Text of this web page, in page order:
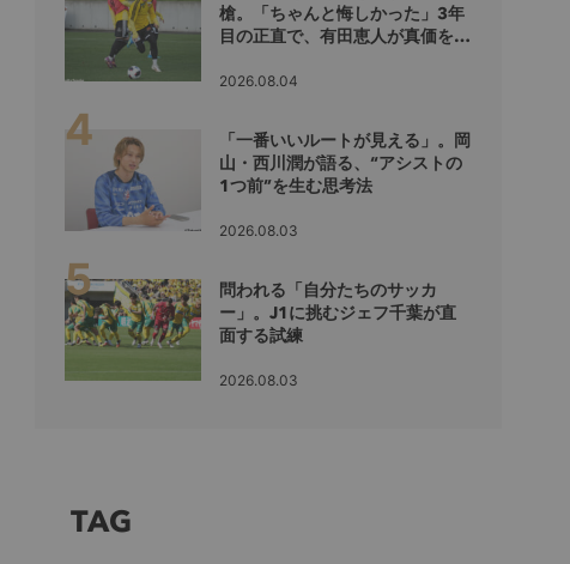
槍。「ちゃんと悔しかった」3年
目の正直で、有田恵人が真価を示
2026.08.04
「一番いいルートが見える」。岡
山・西川潤が語る、“アシストの
1つ前”を生む思考法
2026.08.03
問われる「自分たちのサッカ
ー」。J1に挑むジェフ千葉が直
面する試練
2026.08.03
TAG